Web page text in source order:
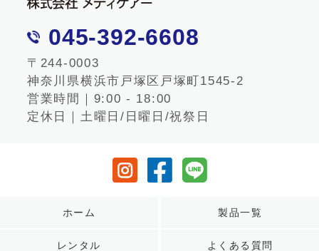
045-392-6608
〒244-0003
神奈川県横浜市戸塚区戸塚町1545-2
営業時間｜9:00 - 18:00
定休日｜土曜日/日曜日/祝祭日
ホーム 製品一覧
レンタル よくある質問